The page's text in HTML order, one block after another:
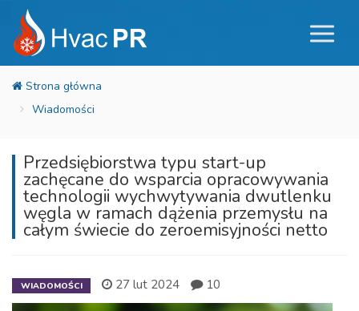
Wiadomości
Przedsiębiorstwa typu start-up
zachęcane do wsparcia opracowywania
technologii wychwytywania dwutlenku
węgla w ramach dążenia przemysłu na
całym świecie do zeroemisyjności netto
WIADOMOŚCI 27 lut 2024 10